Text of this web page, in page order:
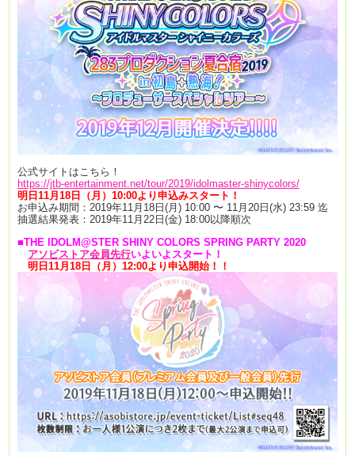
公式サイトはこちら！
https://jtb-entertainment.net/tour/2019/idolmaster-shinycolors/
明日11月18日（月）10:00より申込みスタート！
お申込み期間：2019年11月18日(月) 10:00 〜 11月20日(水) 23:59 迄
抽選結果発表：2019年11月22日(金) 18:00以降順次
■THE IDOLM@STER SHINY COLORS SPRING PARTY 2020
アソビストア会員先行いよいよスタート！
明日11月18日（月）12:00より申込開始！！